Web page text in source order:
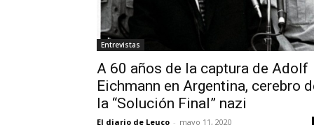
Entrevistas
A 60 años de la captura de Adolf
Eichmann en Argentina, cerebro
la “Solución Final” nazi
El diario de Leuco - mayo 11, 2020